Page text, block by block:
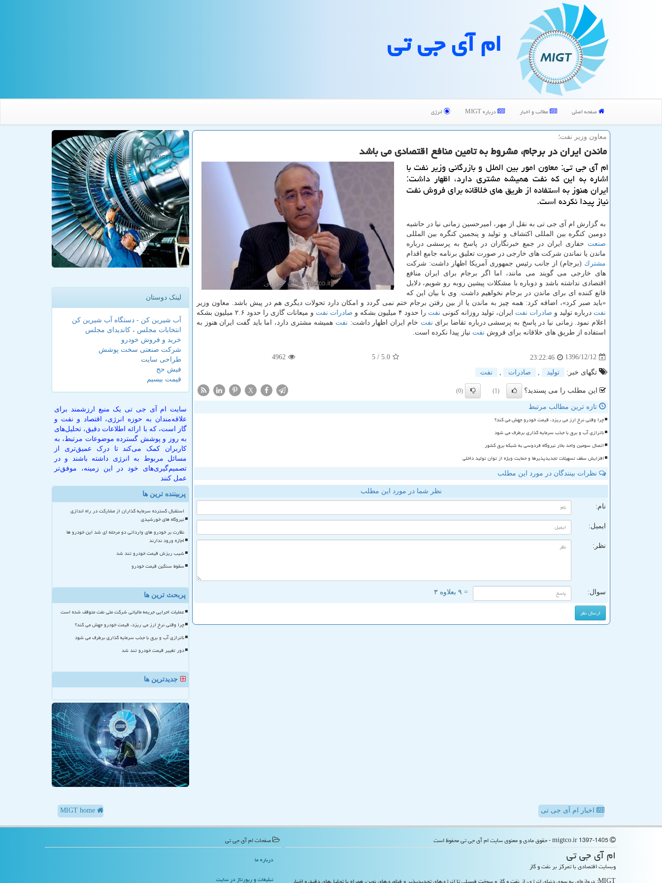
ام آی جی تی
صفحه اصلی مطالب و اخبار درباره MIGT انرژی
معاون وزیر نفت؛
ماندن ایران در برجام، مشروط به تامین منافع اقتصادی می باشد
ام آی جی تی: معاون امور بین الملل و بازرگانی وزیر نفت با
اشاره به این كه نفت همیشه مشتری دارد، اظهار داشت:
ایران هنوز به استفاده از طریق های خلاقانه برای فروش نفت
نیاز پیدا نكرده است.
به گزارش ام آی جی تی به نقل از مهر، امیرحسین زمانی نیا در حاشیه
دومین كنگره بین المللی اكتشاف و تولید و پنجمین كنگره بین المللی
صنعت حفاری ایران در جمع خبرنگاران در پاسخ به پرسشی درباره
ماندن یا نماندن شركت های خارجی در صورت تعلیق برنامه جامع اقدام
مشترك (برجام) از جانب رئیس جمهوری آمریكا اظهار داشت: شركت
های خارجی می گویند می مانند، اما اگر برجام برای ایران منافع
اقتصادی نداشته باشد و دوباره با مشكلات پیشین روبه رو شویم، دلایل
قانع كننده ای برای ماندن در برجام نخواهیم داشت. وی با بیان این كه
«باید صبر كرد»، اضافه كرد: همه چیز به ماندن یا از بین رفتن برجام ختم نمی گردد و امكان دارد تحولات دیگری هم در پیش باشد. معاون وزیر
نفت درباره تولید و صادرات نفت ایران، تولید روزانه كنونی نفت را حدود ۴ میلیون بشكه و صادرات نفت
و میعانات گازی را حدود ۲.۶ میلیون بشكه
اعلام نمود. زمانی نیا در پاسخ به پرسشی درباره تقاضا برای نفت خام ایران اظهار داشت: نفت همیشه مشتری دارد، اما باید گفت ایران هنوز به
استفاده از طریق های خلاقانه برای فروش نفت نیاز پیدا نكرده است.
1396/12/12
23:22:46
5.0
/ 5
4962
تگهای خبر: تولید صادرات نفت
این مطلب را می پسندید؟ (1)
(0)
X
تازه ترین مطالب مرتبط
چرا وقتی نرخ ارز می ریزد، قیمت خودرو جهش می کند؟
ناترازی آب و برق با جذب سرمایه گذاری برطرف می شود
اتصال سومین واحد بخار نیروگاه فردوسی به شبکه برق کشور
افزایش سقف تسهیلات تجدیدپذیرها و حمایت ویژه از توان تولید داخلی
نظرات بینندگان در مورد این مطلب
نظر شما در مورد این مطلب
نام:
ایمیل:
نظر:
سوال: = ۹ بعلاوه ۳
لینک دوستان
آب شیرین کن - دستگاه آب شیرین کن
انتخابات مجلس ، کاندیدای مجلس
خرید و فروش خودرو
شرکت صنعتی سخت پوشش
طراحی سایت
فیش حج
قیمت بیسیم
سایت ام آی جی تی یک منبع ارزشمند برای
علاقه‌مندان به حوزه انرژی، اقتصاد و نفت و
گاز است، که با ارائه اطلاعات دقیق، تحلیل‌های
به روز و پوشش گسترده موضوعات مرتبط، به
کاربران کمک می‌کند تا درک عمیق‌تری از
مسائل مربوط به انرژی داشته باشند و در
تصمیم‌گیری‌های خود در این زمینه، موفق‌تر
عمل کنند
پربیننده ترین ها
استقبال گسترده سرمایه گذاران از مشارکت در راه اندازی
نیروگاه های خورشیدی
نظارت بر خودرو های وارداتی دو مرحله ای شد این خودرو ها
اجازه ورود ندارند
شیب ریزش قیمت خودرو تند شد
سقوط سنگین قیمت خودرو
پربحث ترین ها
عملیات اجرایی جریمه مالیاتی شرکت ملی نفت متوقف شده است
چرا وقتی نرخ ارز می ریزد، قیمت خودرو جهش می کند؟
ناترازی آب و برق با جذب سرمایه گذاری برطرف می شود
دور تغییر قیمت خودرو تند شد
جدیدترین ها
اخبار ام آی جی تی
ام آی جی تی
وبسایت اقتصادی با تمرکز بر نفت و گاز
صفحات ام آی جی تی
درباره ما
تبلیغات و رپورتاژ در سایت